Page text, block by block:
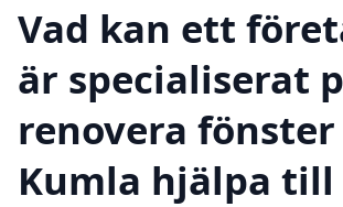
Vad kan ett
är specialiserat
renovera fönster
Kumla hjälpa till